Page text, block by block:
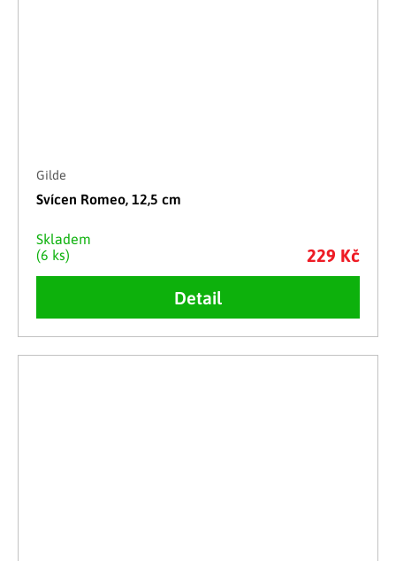
Gilde
Svícen Romeo, 12,5 cm
Skladem
(6 ks)
229 Kč
Detail